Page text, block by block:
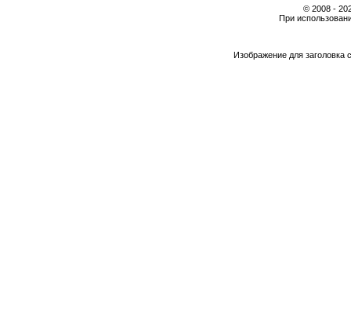
© 2008 -
При
Изображение для